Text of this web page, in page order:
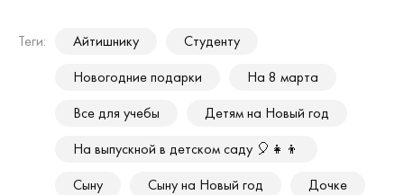
Теги: Айтишнику
Студенту
Новогодние подарки
На 8 марта
Все для учебы
Детям на Новый год
На выпускной в детском саду 🎈👧👦
Сыну
Сыну на Новый год
Дочке